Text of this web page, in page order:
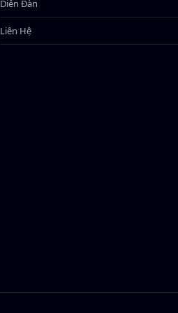
Diễn Đàn
Liên Hệ